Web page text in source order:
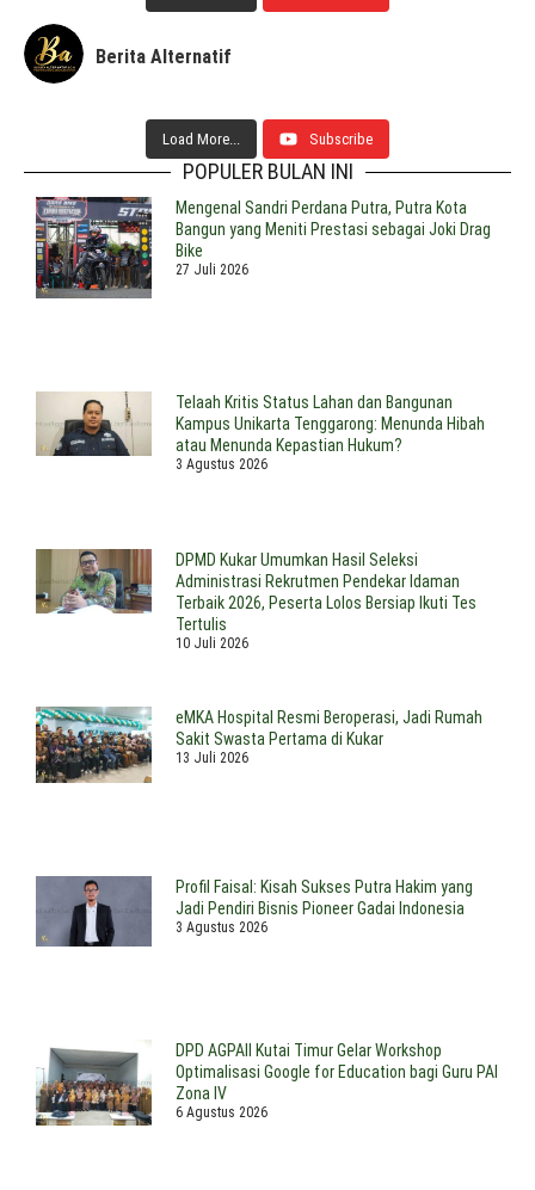
Berita Alternatif
Load More... Subscribe
POPULER BULAN INI
Mengenal Sandri Perdana Putra, Putra Kota
Bangun yang Meniti Prestasi sebagai Joki Drag
Bike
27 Juli 2026
Telaah Kritis Status Lahan dan Bangunan
Kampus Unikarta Tenggarong: Menunda Hibah
atau Menunda Kepastian Hukum?
3 Agustus 2026
DPMD Kukar Umumkan Hasil Seleksi
Administrasi Rekrutmen Pendekar Idaman
Terbaik 2026, Peserta Lolos Bersiap Ikuti Tes
Tertulis
10 Juli 2026
eMKA Hospital Resmi Beroperasi, Jadi Rumah
Sakit Swasta Pertama di Kukar
13 Juli 2026
Profil Faisal: Kisah Sukses Putra Hakim yang
Jadi Pendiri Bisnis Pioneer Gadai Indonesia
3 Agustus 2026
DPD AGPAII Kutai Timur Gelar Workshop
Optimalisasi Google for Education bagi Guru PAI
Zona IV
6 Agustus 2026